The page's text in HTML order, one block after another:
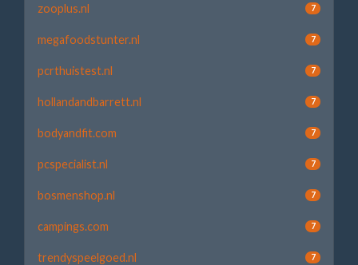
zooplus.nl 7
megafoodstunter.nl 7
pcrthuistest.nl 7
hollandandbarrett.nl 7
bodyandfit.com 7
pcspecialist.nl 7
bosmenshop.nl 7
campings.com 7
trendyspeelgoed.nl 7